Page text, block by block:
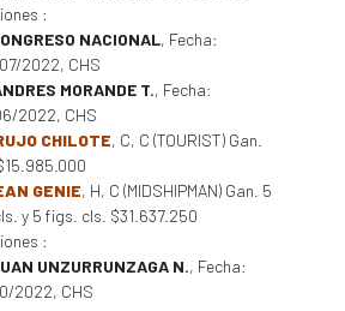
:
NACIONAL, Fecha:
2022, CHS
MORANDE T., Fecha:
2022, CHS
CHILOTE, C, C (TOURIST) Gan.
GENIE, H, C (MIDSHIPMAN) Gan. 5
y 5 figs. cls. $31.637.250
:
UNZURRUNZAGA N., Fecha:
2022, CHS